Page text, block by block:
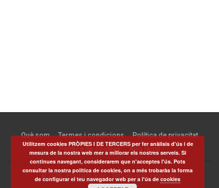
Què som Termes i condicions
Política de privacitat
Avís legal
© 2026 - Fundació Scito - Tots els drets reservats.
Utilitzem cookies PRÒPIES I DE TERCERS per fer anàlisis d'ús i de
mesura de la nostra web mer a millorar els nostres serveis. Si
continues navegant, considerarem que n'acceptes l'ús. Pots
consultar la nostra política de cookies, on a més trobaràs la forma
de configurar el teu navegador web per a l'ús decookies